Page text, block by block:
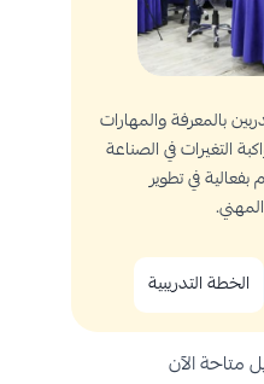
بالمعرفة والمهارات
التغيرات في الصناعة
في تطوير
الخطة التدريبية
متاحة الآن